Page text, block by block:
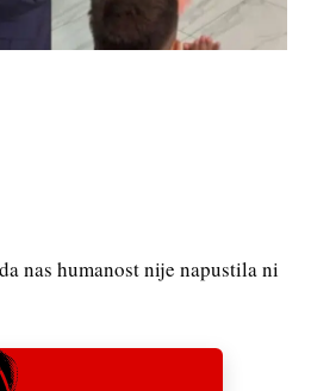
nas humanost nije napustila ni